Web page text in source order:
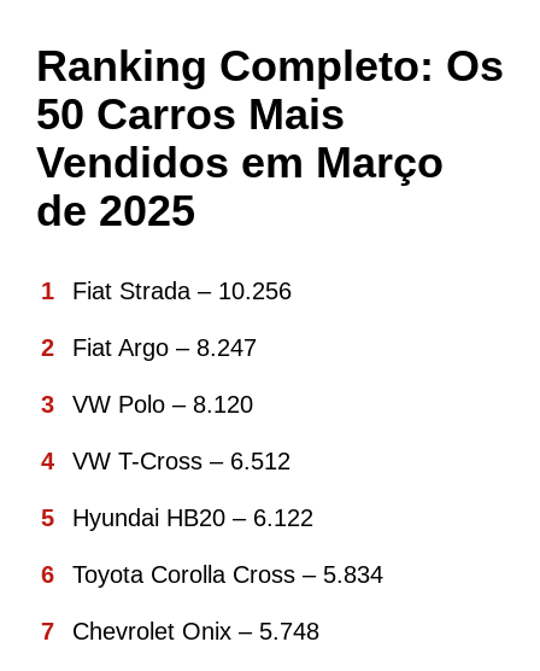
Ranking Completo: Os
50 Carros Mais
Vendidos em Março
de 2025
Fiat Strada – 10.256
Fiat Argo – 8.247
VW Polo – 8.120
VW T-Cross – 6.512
Hyundai HB20 – 6.122
Toyota Corolla Cross – 5.834
Chevrolet Onix – 5.748